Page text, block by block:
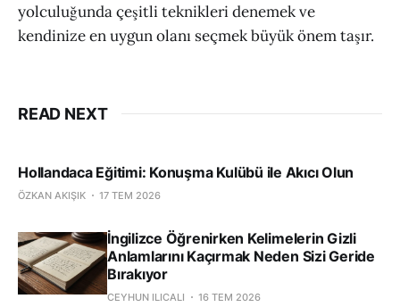
yolculuğunda çeşitli teknikleri denemek ve
kendinize en uygun olanı seçmek büyük önem taşır.
READ NEXT
Hollandaca Eğitimi: Konuşma Kulübü ile Akıcı Olun
ÖZKAN AKIŞIK 17 TEM 2026
İngilizce Öğrenirken Kelimelerin Gizli
Anlamlarını Kaçırmak Neden Sizi Geride
Bırakıyor
CEYHUN ILICALI 16 TEM 2026